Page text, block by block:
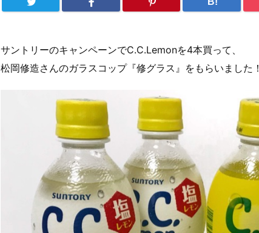
サントリーのキャンペーンでC.C.Lemonを4本買って、
松岡修造さんのガラスコップ『修グラス』をもらいました！